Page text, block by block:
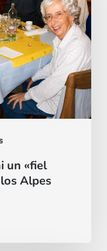
un «fiel
Alpes